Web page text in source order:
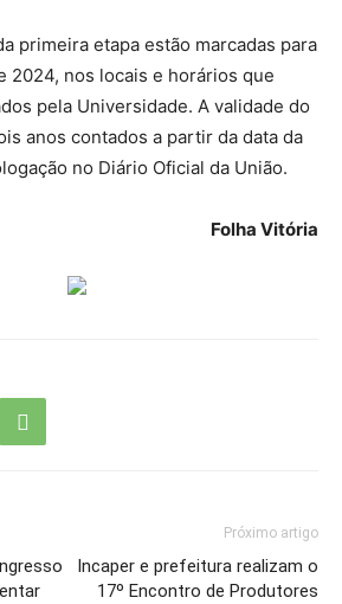
primeira etapa estão marcadas para
2024, nos locais e horários que
pela Universidade. A validade do
anos contados a partir da data da
no Diário Oficial da União.
Folha Vitória
Próximo artigo
Incaper e prefeitura realizam o
17º Encontro de Produtores